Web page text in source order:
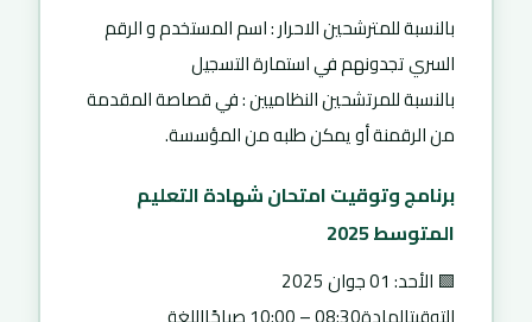
بالنسبة للمترشحين الاحرار : اسم المستخدم و الرقم
السري تجدونهم في استمارة التسجيل
بالنسبة للمرتشحين النظاميين : في قصاصة المقدمة
من الرقمنة أو يمكن طلبه من المؤسسة.
برنامج وتوقيت امتحان شهادة التعليم
المتوسط 2025
🟩 الأحد: 01 جوان 2025